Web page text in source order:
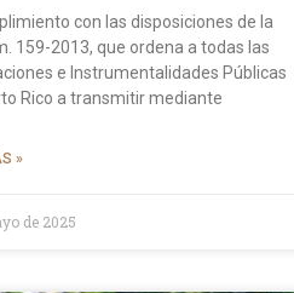
con las disposiciones de la
159-2013, que ordena a todas las
e Instrumentalidades Públicas
Rico a transmitir mediante
»
de 2025